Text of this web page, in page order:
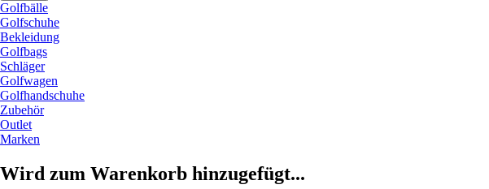
Golfbälle
Golfschuhe
Bekleidung
Golfbags
Schläger
Golfwagen
Golfhandschuhe
Zubehör
Outlet
Marken
Wird zum Warenkorb hinzugefügt...